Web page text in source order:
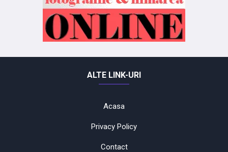
ALTE LINK-URI
Acasa
Privacy Policy
Contact